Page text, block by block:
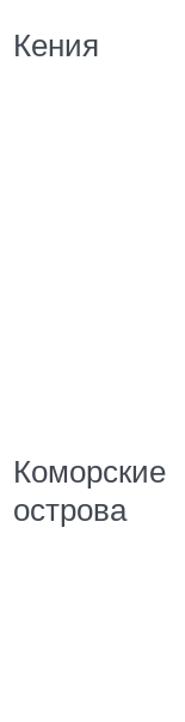
Кения
Коморские
острова